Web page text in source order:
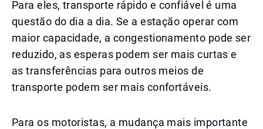
Para eles, transporte rápido e confiável é uma
questão do dia a dia. Se a estação operar com
maior capacidade, a congestionamento pode ser
reduzido, as esperas podem ser mais curtas e
as transferências para outros meios de
transporte podem ser mais confortáveis.
Para os motoristas, a mudança mais importante